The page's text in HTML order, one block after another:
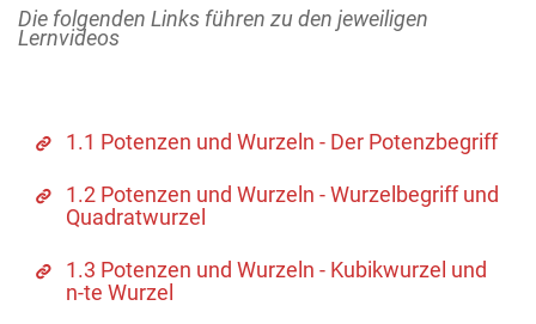
Die folgenden Links führen zu den jeweiligen
Lernvideos
1.1 Potenzen und Wurzeln - Der Potenzbegriff
1.2 Potenzen und Wurzeln - Wurzelbegriff und
Quadratwurzel
1.3 Potenzen und Wurzeln - Kubikwurzel und
n-te Wurzel